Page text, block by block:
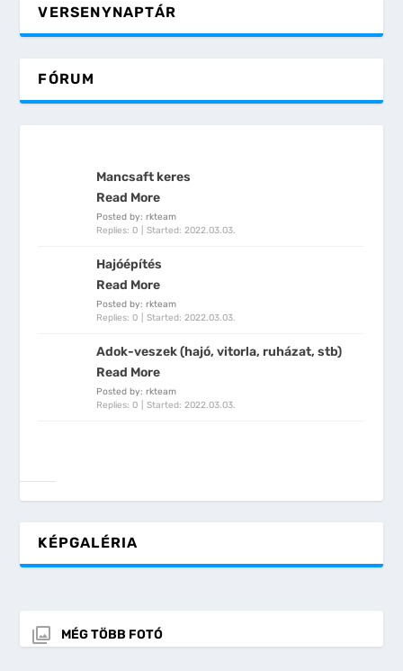
VERSENYNAPTÁR
FÓRUM
Mancsaft keres
Read More
Posted by: rkteam
Replies: 0
Started:2022.03.03.
Hajóépítés
Read More
Posted by: rkteam
Replies: 0
Started:2022.03.03.
Adok-veszek (hajó, vitorla, ruházat, stb)
Read More
Posted by: rkteam
Replies: 0
Started:2022.03.03.
KÉPGALÉRIA
MÉG TÖBB FOTÓ